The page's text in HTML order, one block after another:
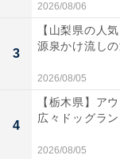
2026/08/06
3
【山梨県の人
源泉かけ流し
2026/08/05
4
【栃木県】ア
広々ドッグラ
2026/08/05